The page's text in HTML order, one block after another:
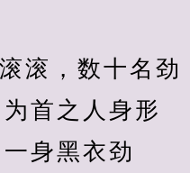
滚，数十名劲
首之人身形
身黑衣劲